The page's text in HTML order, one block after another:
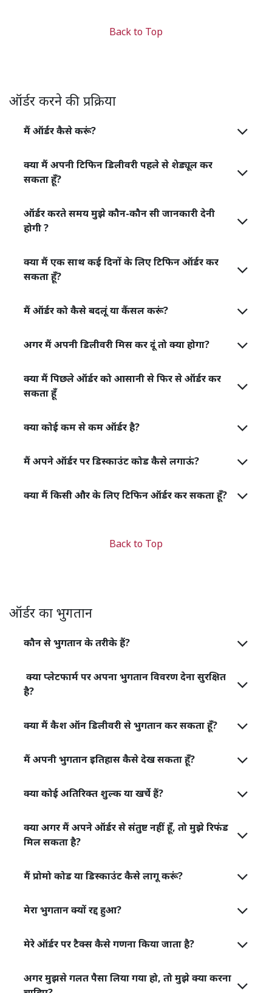
Back to Top
ऑर्डर करने की प्रक्रिया
मैं ऑर्डर कैसे करूं?
क्या मैं अपनी टिफिन डिलीवरी पहले से शेड्यूल कर
सकता हूँ?
ऑर्डर करते समय मुझे कौन-कौन सी जानकारी देनी
होगी ?
क्या मैं एक साथ कई दिनों के लिए टिफिन ऑर्डर कर
सकता हूँ?
मैं ऑर्डर को कैसे बदलूं या कैंसल करूं?
अगर मैं अपनी डिलीवरी मिस कर दूं तो क्या होगा?
क्या मैं पिछले ऑर्डर को आसानी से फिर से ऑर्डर कर
सकता हूँ
क्या कोई कम से कम ऑर्डर है?
मैं अपने ऑर्डर पर डिस्काउंट कोड कैसे लगाऊं?
क्या मैं किसी और के लिए टिफिन ऑर्डर कर सकता हूँ?
Back to Top
ऑर्डर का भुगतान
कौन से भुगतान के तरीके हैं?
क्या प्लेटफार्म पर अपना भुगतान विवरण देना सुरक्षित
है?
क्या मैं कैश ऑन डिलीवरी से भुगतान कर सकता हूँ?
मैं अपनी भुगतान इतिहास कैसे देख सकता हूँ?
क्या कोई अतिरिक्त शुल्क या खर्चे हैं?
क्या अगर मैं अपने ऑर्डर से संतुष्ट नहीं हूँ, तो मुझे रिफंड
मिल सकता है?
मैं प्रोमो कोड या डिस्काउंट कैसे लागू करूं?
मेरा भुगतान क्यों रद्द हुआ?
मेरे ऑर्डर पर टैक्स कैसे गणना किया जाता है?
अगर मुझसे गलत पैसा लिया गया हो, तो मुझे क्या करना